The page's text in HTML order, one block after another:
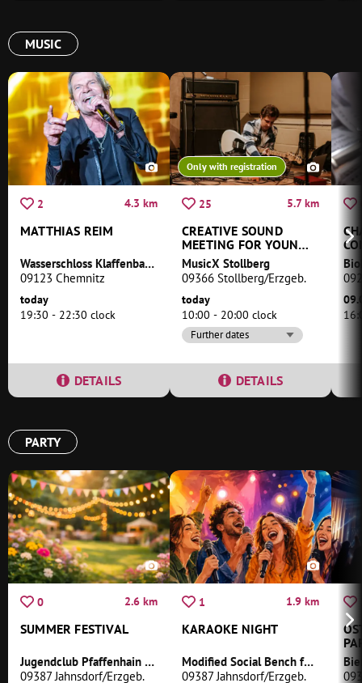
MUSIC
2 4.3 km
MATTHIAS REIM
Wasserschloss Klaffenbach
09123 Chemnitz
today
19:30 - 22:30 clock
DETAILS
Only with registration
25 5.7 km
CREATIVE SOUND
MEETING FOR YOUNG
PEOPLE
MusicX Stollberg
09366 Stollberg/Erzgeb.
today
10:00 - 20:00 clock
Further dates
DETAILS
PARTY
0 2.6 km
SUMMER FESTIVAL
Jugendclub Pfaffenhain e.V.
09387 Jahnsdorf/Erzgeb.
1 1.9 km
KARAOKE NIGHT
Modified Social Bench for Jahnsdorf #1
09387 Jahnsdorf/Erzgeb.